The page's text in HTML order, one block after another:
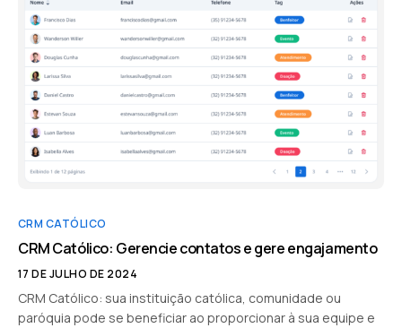
CRM CATÓLICO
CRM Católico: Gerencie contatos e gere engajamento
17 DE JULHO DE 2024
CRM Católico: sua instituição católica, comunidade ou
paróquia pode se beneficiar ao proporcionar à sua equipe e